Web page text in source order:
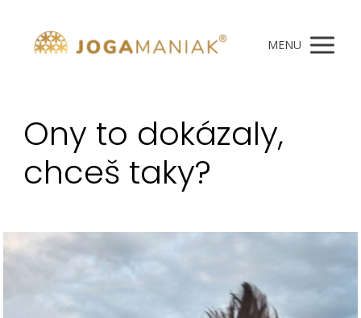
MENU
Ony to dokázaly,
chceš taky?